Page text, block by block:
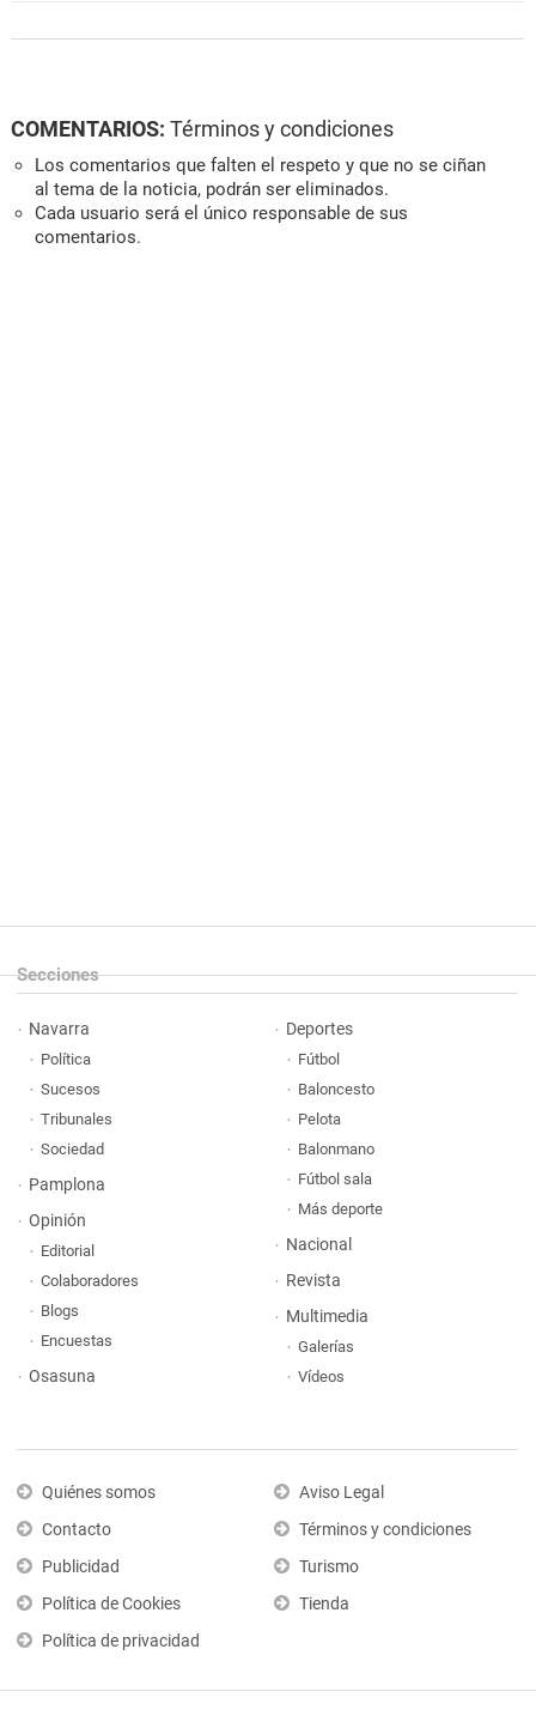
COMENTARIOS: Términos y condiciones
Los comentarios que falten el respeto y que no se ciñan
al tema de la noticia, podrán ser eliminados.
Cada usuario será el único responsable de sus
comentarios.
Secciones
Navarra
Política
Sucesos
Tribunales
Sociedad
Pamplona
Opinión
Editorial
Colaboradores
Blogs
Encuestas
Osasuna
Deportes
Fútbol
Baloncesto
Pelota
Balonmano
Fútbol sala
Más deporte
Nacional
Revista
Multimedia
Galerías
Vídeos
Quiénes somos
Contacto
Publicidad
Política de Cookies
Política de privacidad
Aviso Legal
Términos y condiciones
Turismo
Tienda